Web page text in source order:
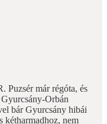
Puzsér már régóta, és
Orbán
bár Gyurcsány hibái
kétharmadhoz, nem